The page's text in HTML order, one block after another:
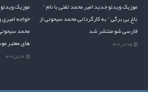
موزیک ویدئو جدید امیر محمد تفتی با نام ”
باغ بی برگی ” به کارگردانی محمد سیحونی از
فارسی شو منتشر شد
۲۵ آذر ۱۴۰۳
موزیک
خواجه امیری
محمد
های معتبر
۱۶ آبان ۱۴۰۳